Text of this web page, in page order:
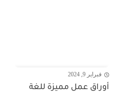
فبراير 9, 2024
أوراق عمل مميزة للغة